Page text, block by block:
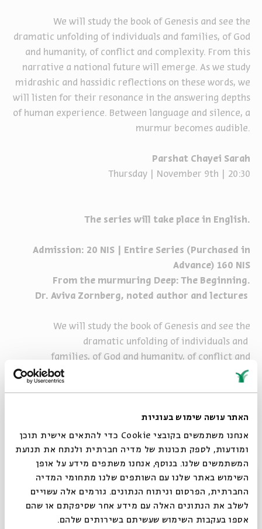
האתר עושה שימוש בעוגיות
אנחנו משתמשים בקובצי Cookie כדי להתאים אישית תוכן
ומודעות, לספק תכונות של מדיה חברתית ולנתח את תנועת
המשתמשים שלנו. בנוסף, אנחנו משתפים מידע על אופן
השימוש באתר שלנו עם השותפים שלנו מתחומי המדיה
החברתית, הפרסום וניתוח הנתונים. גורמים אלה עשויים
לשלב את הנתונים האלה עם מידע אחר שסיפקתם או שהם
אספו בעקבות השימוש שעשיתם בשירותים שלהם.
We will study the book of Genesis and see the
dramatic unfolding of individuals and families, of God
and humanity, of conflict and complexity. From this
narrative a national future will emerge. As we study
midrashic and hassidic reflections on these words, we
will listen for their resonance in the answering depths
of human experience. Between language and silence, a
murmur becomes audible.
Parshat Chayei Sarah
Thursday | November 9th | 20:30
The series will take place in English.
Admission: 20 NIS | Entire Series (Purchased in
Advance) 160 NIS
From the murmuring Deep: The Beginning.
Dr. Aviva Zornberg, noted author and lectures
We will study the book of Genesis and see the
dramatic unfolding of individuals and
families, of God and humanity, of conflict and
complexity. From this narrative a national
will listen for their resonance in the answering depths
of human experience. Between
language and silence, a murmur becomes audible.
סגור